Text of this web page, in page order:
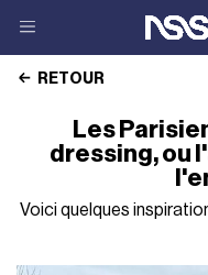
RETOUR
Les
dressing, ou
Voici quelques